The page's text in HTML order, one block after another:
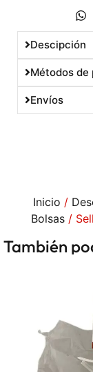
Descipción
Métodos de
Envíos
Inicio /
Bolsas/
También